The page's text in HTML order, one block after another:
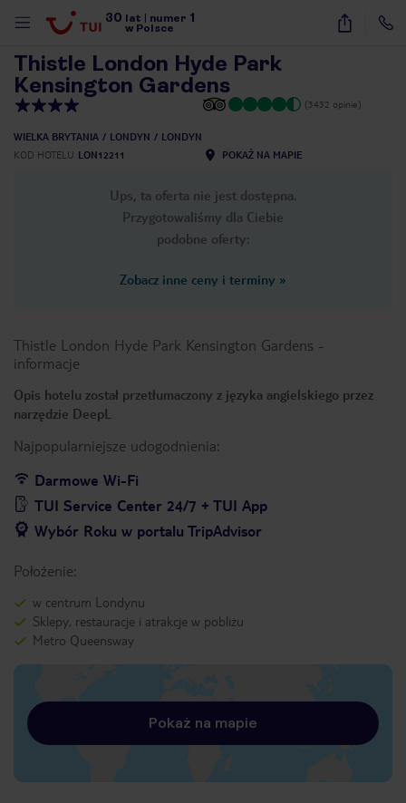
30 lat numer 1
w Polsce
8
Thistle London Hyde Park
Kensington Gardens
(3432 opinie)
WIELKA BRYTANIA LONDYN
LONDYN
KOD HOTELU LON12211 POKAŻ NA MAPIE
Ups, ta oferta nie jest dostępna.
Przygotowaliśmy dla Ciebie
podobne oferty:
Zobacz inne ceny i terminy »
Thistle London Hyde Park Kensington Gardens -
informacje
Opis hotelu został przetłumaczony z języka angielskiego przez
narzędzie DeepL
Najpopularniejsze udogodnienia:
Darmowe Wi-Fi
TUI Service Center 24/7 + TUI App
Wybór Roku w portalu TripAdvisor
Położenie:
w centrum Londynu
Sklepy, restauracje i atrakcje w pobliżu
Metro Queensway
Pokaż na mapie